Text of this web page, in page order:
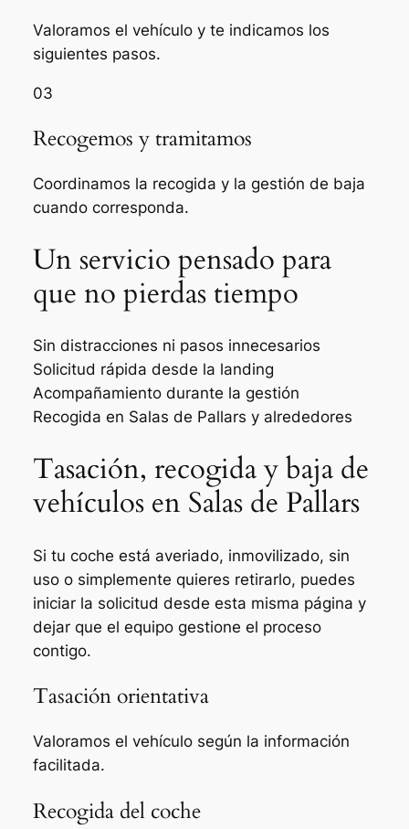
Valoramos el vehículo y te indicamos los
siguientes pasos.
03
Recogemos y tramitamos
Coordinamos la recogida y la gestión de baja
cuando corresponda.
Un servicio pensado para
que no pierdas tiempo
Sin distracciones ni pasos innecesarios
Solicitud rápida desde la landing
Acompañamiento durante la gestión
Recogida en Salas de Pallars y alrededores
Tasación, recogida y baja de
vehículos en Salas de Pallars
Si tu coche está averiado, inmovilizado, sin
uso o simplemente quieres retirarlo, puedes
iniciar la solicitud desde esta misma página y
dejar que el equipo gestione el proceso
contigo.
Tasación orientativa
Valoramos el vehículo según la información
facilitada.
Recogida del coche